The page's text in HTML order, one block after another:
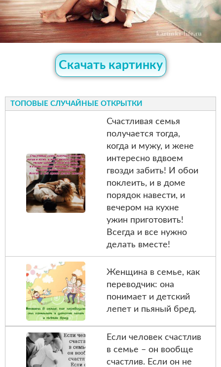
Скачать картинку
ТОПОВЫЕ СЛУЧАЙНЫЕ ОТКРЫТКИ
Счастливая семья
получается тогда,
когда и мужу, и жене
интересно вдвоем
гвозди забить! И обои
поклеить, и в доме
порядок навести, и
вечером на кухне
ужин приготовить!
Всегда и все нужно
делать вместе!
Женщина в семье, как
переводчик: она
понимает и детский
лепет и пьяный бред.
Если человек счастлив
в семье – он вообще
счастлив. Если он не